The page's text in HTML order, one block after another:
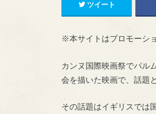
ツイート
※本サイトはプロモーシ
カンヌ国際映画祭でパル
会を描いた映画で、話題
その話題はイギリスでは